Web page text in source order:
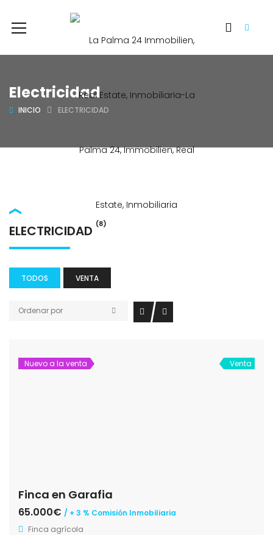
Electricidad
INICIO ELECTRICIDAD
ELECTRICIDAD (8)
TODOS VENTA
Ordenar por
Nuevo a la venta Venta
Finca en Garafia
65.000€ / + 3 % Comisión Inmobiliaria
Finca agrícola